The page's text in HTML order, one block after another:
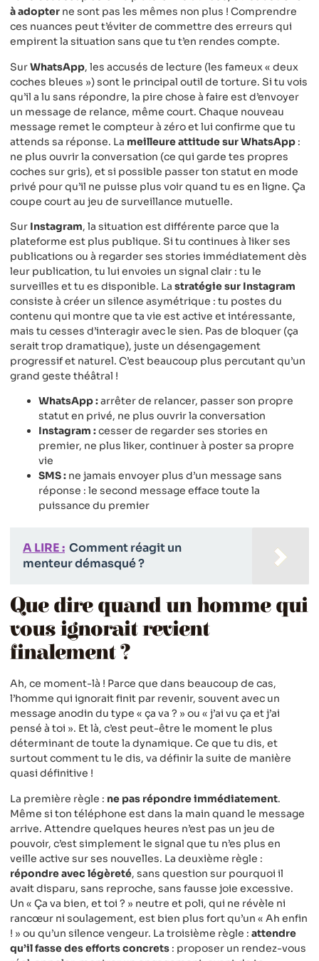
à adopter ne sont pas les mêmes non plus ! Comprendre
ces nuances peut t’éviter de commettre des erreurs qui
empirent la situation sans que tu t’en rendes compte.
SurWhatsApp, les accusés de lecture (les fameux « deux
coches bleues ») sont le principal outil de torture. Si tu vois
qu’il a lu sans répondre, la pire chose à faire est d’envoyer
un message de relance, même court. Chaque nouveau
message remet le compteur à zéro et lui confirme que tu
attends sa réponse. La meilleure attitude sur WhatsApp :
ne plus ouvrir la conversation (ce qui garde tes propres
coches sur gris), et si possible passer ton statut en mode
privé pour qu’il ne puisse plus voir quand tu es en ligne. Ça
coupe court au jeu de surveillance mutuelle.
Sur Instagram, la situation est différente parce que la
plateforme est plus publique. Si tu continues à liker ses
publications ou à regarder ses stories immédiatement dès
leur publication, tu lui envoies un signal clair : tu le
surveilles et tu es disponible. La stratégie sur Instagram
consiste à créer un silence asymétrique : tu postes du
contenu qui montre que ta vie est active et intéressante,
mais tu cesses d’interagir avec le sien. Pas de bloquer (ça
serait trop dramatique), juste un désengagement
progressif et naturel. C’est beaucoup plus percutant qu’un
grand geste théâtral !
WhatsApp :arrêter de relancer, passer son propre
statut en privé, ne plus ouvrir la conversation
Instagram :cesser de regarder ses stories en
premier, ne plus liker, continuer à poster sa propre
vie
SMS : ne jamais envoyer plus d’un message sans
réponse : le second message efface toute la
puissance du premier
A LIRE : Comment réagit un
menteur démasqué ?
Que dire quand un homme qui
vous ignorait revient
finalement ?
Ah, ce moment-là ! Parce que dans beaucoup de cas,
l’homme qui ignorait finit par revenir, souvent avec un
message anodin du type « ça va ? » ou « j’ai vu ça et j’ai
pensé à toi ». Et là, c’est peut-être le moment le plus
déterminant de toute la dynamique. Ce que tu dis, et
surtout comment tu le dis, va définir la suite de manière
quasi définitive !
La première règle : ne pas répondre immédiatement.
Même si ton téléphone est dans la main quand le message
arrive. Attendre quelques heures n’est pas un jeu de
pouvoir, c’est simplement le signal que tu n’es plus en
veille active sur ses nouvelles. La deuxième règle :
répondre avec légèreté, sans question sur pourquoi il
avait disparu, sans reproche, sans fausse joie excessive.
Un « Ça va bien, et toi ? » neutre et poli, qui ne révèle ni
rancœur ni soulagement, est bien plus fort qu’un « Ah enfin
! » ou qu’un silence vengeur. La troisième règle : attendre
qu’il fasse des efforts concrets : proposer un rendez-vous